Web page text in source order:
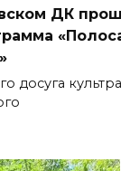
ДК
досуга